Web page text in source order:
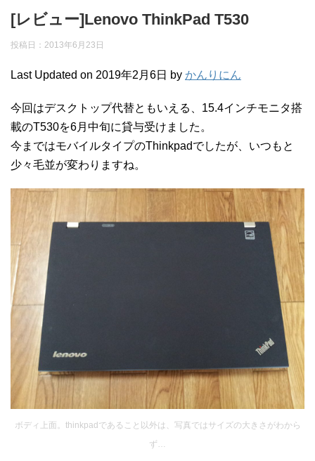
[レビュー]Lenovo ThinkPad T530
投稿日：2013年6月23日
Last Updated on 2019年2月6日 by かんりにん
今回はデスクトップ代替ともいえる、15.4インチモニタ搭
載のT530を6月中旬に貸与受けました。
今まではモバイルタイプのThinkpadでしたが、いつもと
少々毛並が変わりますね。
ボディ上面。thinkpadであること以外は、写真ではサイズの大きさがわから
ず…